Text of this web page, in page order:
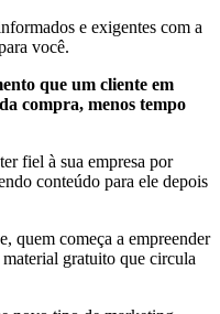
e exigentes com a
você.
que um cliente em
compra, menos tempo
fiel à sua empresa por
conteúdo para ele depois
quem começa a empreender
gratuito que circula